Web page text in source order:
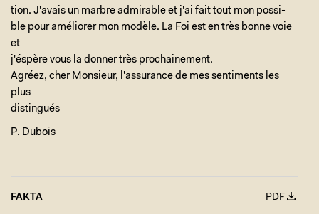
tion. J'avais un marbre admirable et j'ai fait tout mon possi-
ble pour améliorer mon modèle. La Foi est en très bonne voie
et
j'éspère vous la donner très prochainement.
Agréez, cher Monsieur, l'assurance de mes sentiments les
plus
distingués
P. Dubois
FAKTA PDF